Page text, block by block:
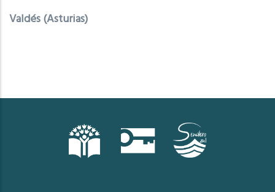
Valdés (Asturias)